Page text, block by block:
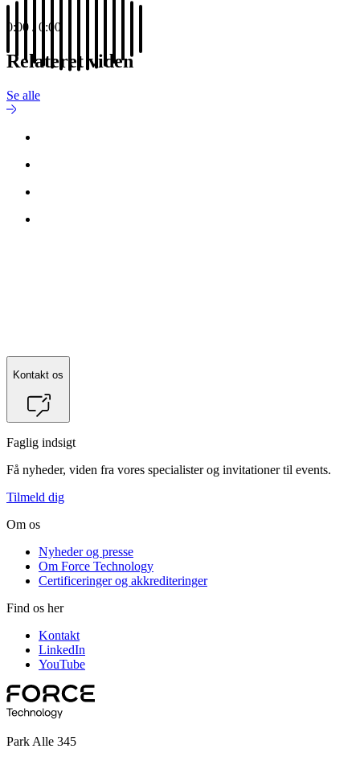
0:00 / 0:00
Relateret viden
Se alle
Kontakt os
Faglig indsigt
Få nyheder, viden fra vores specialister og invitationer til events.
Tilmeld dig
Om os
Nyheder og presse
Om Force Technology
Certificeringer og akkrediteringer
Find os her
Kontakt
LinkedIn
YouTube
Park Alle 345